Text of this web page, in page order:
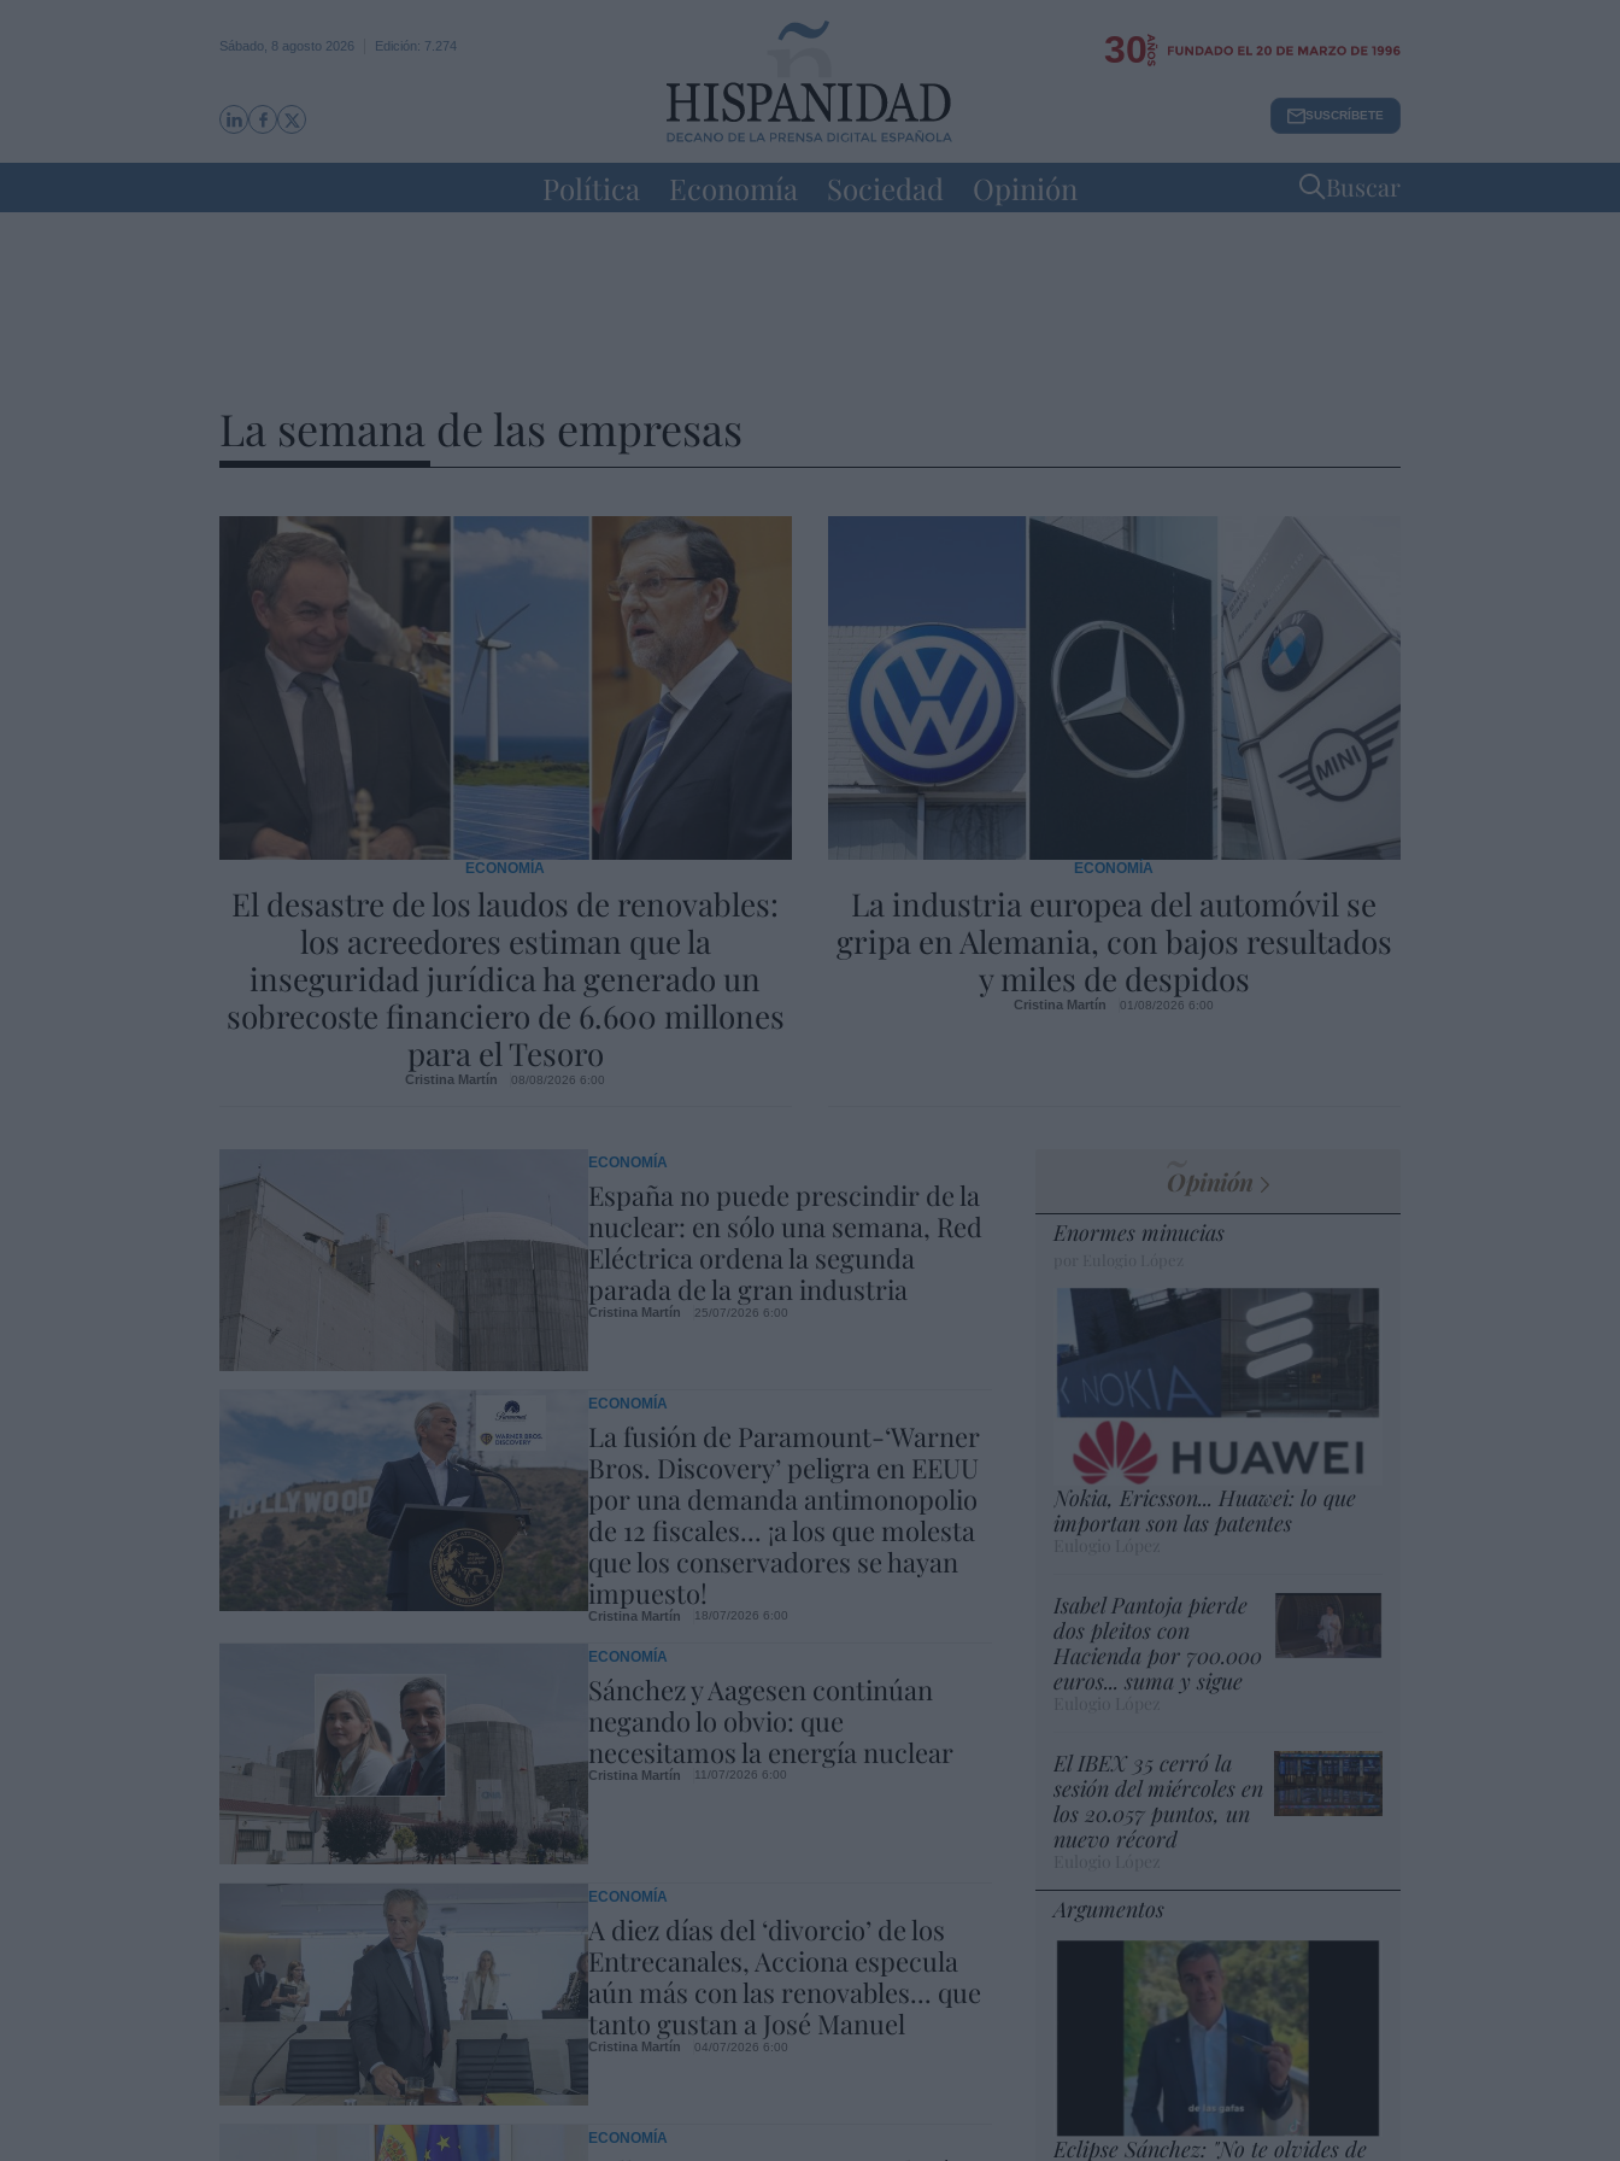
Sábado, 8 agosto 2026 Edición: 7.274 30
Política Economía Sociedad Opinión Buscar
SUSCRÍBETE
La semana de las empresas
El desastre de los laudos de renovables:
los acreedores estiman que la
inseguridad jurídica ha generado un
sobrecoste financiero de 6.600 millones
para el Tesoro
ECONOMÍA
Cristina Martín 08/08/2026 6:00
La industria europea del automóvil se
gripa en Alemania, con bajos resultados
y miles de despidos
ECONOMÍA
Cristina Martín 01/08/2026 6:00
España no puede prescindir de la
nuclear: en sólo una semana, Red
Eléctrica ordena la segunda
parada de la gran industria
ECONOMÍA
Cristina Martín 25/07/2026 6:00
La fusión de Paramount-‘Warner
Bros. Discovery’ peligra en EEUU
por una demanda antimonopolio
de 12 fiscales... ¡a los que molesta
que los conservadores se hayan
impuesto!
ECONOMÍA
Cristina Martín 18/07/2026 6:00
Sánchez y Aagesen continúan
negando lo obvio: que
necesitamos la energía nuclear
ECONOMÍA
Cristina Martín 11/07/2026 6:00
A diez días del ‘divorcio’ de los
Entrecanales, Acciona especula
aún más con las renovables... que
tanto gustan a José Manuel
ECONOMÍA
Cristina Martín 04/07/2026 6:00
ECONOMÍA
Opinión
Enormes minucias
Nokia, Ericsson... Huawei: lo que
importan son las patentes
Isabel Pantoja pierde
dos pleitos con
Hacienda por 700.000
euros... suma y sigue
El IBEX 35 cerró la
sesión del miércoles en
los 20.057 puntos, un
nuevo récord
Argumentos
Eclipse Sánchez: "No te olvides de